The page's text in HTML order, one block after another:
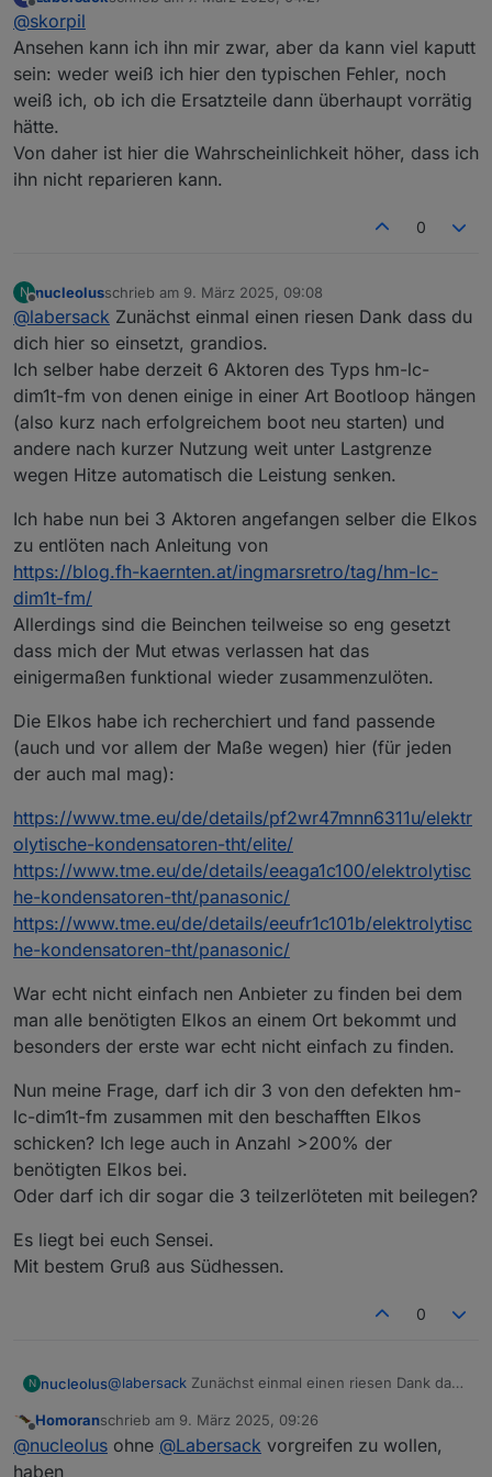
Offline zuletzt editiert von
@skorpil
Ansehen kann ich ihn mir zwar, aber da kann viel kaputt
sein: weder weiß ich hier den typischen Fehler, noch
weiß ich, ob ich die Ersatzteile dann überhaupt vorrätig
hätte.
Von daher ist hier die Wahrscheinlichkeit höher, dass ich
ihn nicht reparieren kann.
0
N
Offline
nucleolusschrieb am 9. März 2025, 09:08
zuletzt editiert von
@labersack Zunächst einmal einen riesen Dank dass du
dich hier so einsetzt, grandios.
Ich selber habe derzeit 6 Aktoren des Typs hm-lc-
dim1t-fm von denen einige in einer Art Bootloop hängen
(also kurz nach erfolgreichem boot neu starten) und
andere nach kurzer Nutzung weit unter Lastgrenze
wegen Hitze automatisch die Leistung senken.
Ich habe nun bei 3 Aktoren angefangen selber die Elkos
zu entlöten nach Anleitung von
https://blog.fh-kaernten.at/ingmarsretro/tag/hm-lc-
dim1t-fm/
Allerdings sind die Beinchen teilweise so eng gesetzt
dass mich der Mut etwas verlassen hat das
einigermaßen funktional wieder zusammenzulöten.
Die Elkos habe ich recherchiert und fand passende
(auch und vor allem der Maße wegen) hier (für jeden
der auch mal mag):
https://www.tme.eu/de/details/pf2wr47mnn6311u/elektr
olytische-kondensatoren-tht/elite/
https://www.tme.eu/de/details/eeaga1c100/elektrolytisc
he-kondensatoren-tht/panasonic/
https://www.tme.eu/de/details/eeufr1c101b/elektrolytisc
he-kondensatoren-tht/panasonic/
War echt nicht einfach nen Anbieter zu finden bei dem
man alle benötigten Elkos an einem Ort bekommt und
besonders der erste war echt nicht einfach zu finden.
Nun meine Frage, darf ich dir 3 von den defekten hm-
lc-dim1t-fm zusammen mit den beschafften Elkos
schicken? Ich lege auch in Anzahl >200% der
benötigten Elkos bei.
Oder darf ich dir sogar die 3 teilzerlöteten mit beilegen?
Es liegt bei euch Sensei.
Mit bestem Gruß aus Südhessen.
0
N nucleolus@labersack Zunächst einmal einen riesen Dank dass
Ich selber habe derzeit 6 Aktoren des Typs hm-lc-
dim1t-fm von denen einige in einer Art Bootloop
Ich habe nun bei 3 Aktoren angefangen selber die
Elkos zu entlöten nach Anleitung von
Offline
Homoranschrieb am 9. März 2025, 09:26
zuletzt editiert von
@nucleolus ohne @Labersack vorgreifen zu wollen,
haben